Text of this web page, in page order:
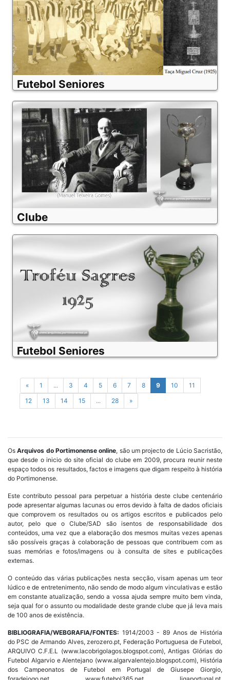
Futebol Seniores
Clube
Futebol Seniores
« 1 ... 3 4 5 6 7 8 9 10
11
12
13 14 15 ... 28 »
OsArquivos do Portimonense online, são um projecto de Lúcio Sacristão,
que desde o inicio do site oficial do clube em 2009, procura reunir neste
espaço todos os resultados, factos e imagens que digam respeito à história
do Portimonense.
Este contributo pessoal para perpetuar a história deste clube centenário
pode apresentar algumas lacunas ou erros devido à falta de dados oficiais
que comprovem os resultados ou os artigos escritos e publicados pelo
autor, pelo que o Clube/SAD são isentos de responsabilidade dos
conteúdos, uma vez que a elaboração dos mesmos muitas vezes apenas
são possíveis graças à colaboração de pessoas que contribuem com as
suas memórias e fotos/imagens ou à consulta de sites e publicações
externas.
O conteúdo das várias publicações nesta secção, visam apenas um teor
lúdico e de entretenimento, não sendo de modo algum vinculativas e estão
em constante atualização, sendo a vossa ajuda sempre muito bem vinda,
seja qual for o assunto ou modalidade deste grande clube que já leva mais
de 100 anos de existência.
BIBLIOGRAFIA/WEBGRAFIA/FONTES: 1914/2003 - 89 Anos de História
do PSC de Armando Alves, zerozero.pt, Federação Portuguesa de Futebol,
ARQUIVO C.F.E.L (www.lacobrigolagos.blogspot.com), Antigas Glórias do
Futebol Algarvio e Alentejano (www.algarvalentejo.blogspot.com), História
dos Campeonatos de Futebol em Portugal de Giusepe Giorgio,